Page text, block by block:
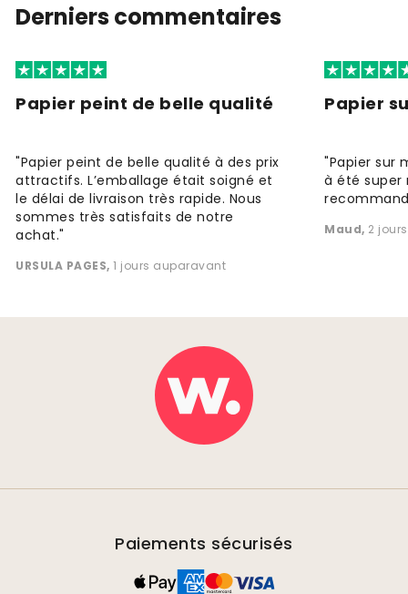
Derniers commentaires
Papier peint de belle qualité
"Papier peint de belle qualité à des prix
attractifs. L’emballage était soigné et
le délai de livraison très rapide. Nous
sommes très satisfaits de notre
achat."
URSULA PAGES, 1 jours auparavant
Papier
"Papier sur
à été super
Maud, 2
Paiements sécurisés